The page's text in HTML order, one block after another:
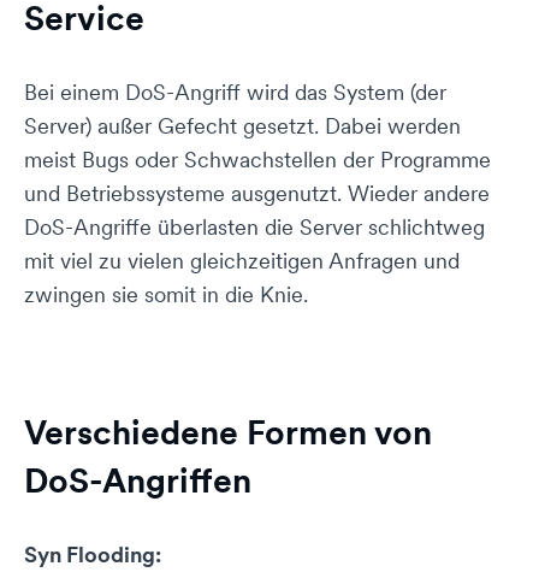
Service
Bei einem DoS-Angriff wird das System (der
Server) außer Gefecht gesetzt. Dabei werden
meist Bugs oder Schwachstellen der Programme
und Betriebssysteme ausgenutzt. Wieder andere
DoS-Angriffe überlasten die Server schlichtweg
mit viel zu vielen gleichzeitigen Anfragen und
zwingen sie somit in die Knie.
Verschiedene Formen von
DoS-Angriffen
Syn Flooding: